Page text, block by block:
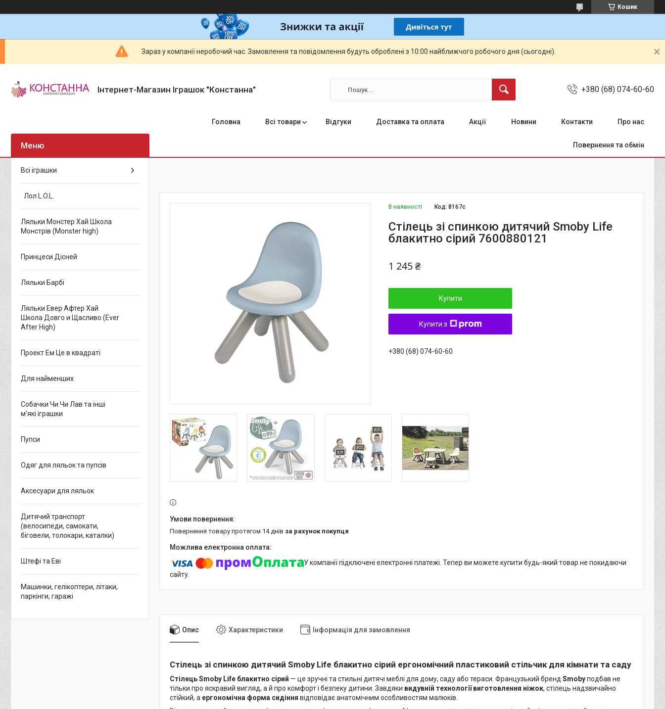
Кошик
Зараз у компанії неробочий час. Замовлення та повідомлення будуть оброблені з 10:00 найближчого робочого дня (сьогодні).
Інтернет-Магазин Іграшок "Констанна" +380 (68) 074-60-60
Головна Всі товари Відгуки Доставка та оплата Акції Новини Контакти Про нас
Повернення та обмін
В наявності Код:8167c
Стілець зі спинкою дитячий Smoby Life
блакитно сірий 7600880121
1 245 ₴
Купити
Купити з
+380 (68) 074-60-60
повернення товару протягом 14 днів за рахунок покупця
У компанії підключені електронні платежі. Тепер ви можете купити будь-який товар не покидаючи
сайту.
Опис Характеристики Інформація для замовлення
Стілець зі спинкою дитячий Smoby Life блакитно сірий ергономічний пластиковий стільчик для кімнати та саду
Стілець Smoby Life блакитно сірий — це зручні та стильні дитячі меблі для дому, саду або тераси. Французький бренд Smobyподбав не
тільки про яскравий вигляд, а й про комфорт і безпеку дитини. Завдяки видувній технології виготовлення ніжок, стілець надзвичайно
стійкий, а ергономічна форма сидіння відповідає анатомічним особливостям малюків.
Всі іграшки
Лол L.O.L.
Ляльки Монстер Хай Школа
Монстрів (Monster high)
Принцеси Дісней
Ляльки Барбі
Ляльки Евер Афтер Хай
Школа Довго и Щасливо (Ever
After High)
Проект Ем Це в квадраті
Для найменших
Собачки Чи Чи Лав та інші
м'які іграшки
Пупси
Одяг для ляльок та пупсів
Аксесуари для ляльок
Дитячий транспорт
(велосипеди, самокати,
біговели, толокари, каталки)
Штефі та Еві
Машинки, гелікоптери, літаки,
паркінги, гаражі